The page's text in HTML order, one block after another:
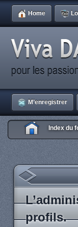
Home
M’enregistrer
Index du
profils.